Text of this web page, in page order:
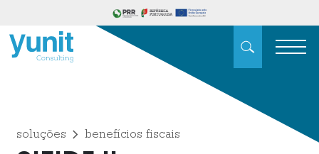
soluções benefícios fiscais